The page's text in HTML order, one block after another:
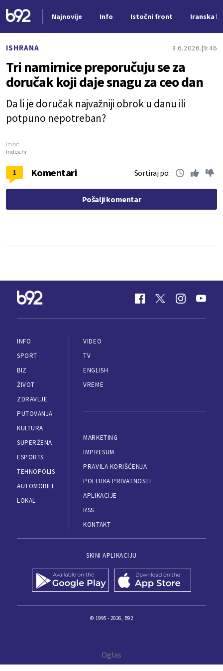
Najnovije Info Istočni front Iranska
ISHRANA 8.6.2026. 9:46
Tri namirnice preporučuju se za
doručak koji daje snagu za ceo dan
Da li je doručak najvažniji obrok u danu ili
potpuno nepotreban?
Izvor:
Index.hr
1 Komentari Sortiraj po:
Pošalji komentar
INFO
SPORT
BIZ
ŽIVOT
ZDRAVLJE
PUTOVANJA
KULTURA
SUPERŽENA
ESPORTS
TEHNOPOLIS
AUTOMOBILI
LOKAL
VIDEO
TV
ENGLISH
VREME
MARKETING
IMPRESUM
PRAVILA KORIŠĆENJA
POLITIKA PRIVATNOSTI
APLIKACIJE
RSS
KONTAKT
SKINI APLIKACIJU
© 1995 - 2026, B92